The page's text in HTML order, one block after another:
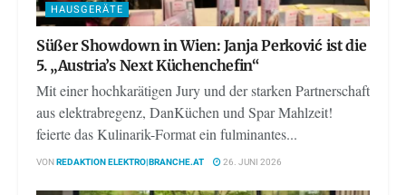
HAUSGERÄTE
Süßer Showdown in Wien: Janja Perković ist die
5. „Austria’s Next Küchenchefin“
Mit einer hochkarätigen Jury und der starken Partnerschaft
aus elektrabregenz, DanKüchen und Spar Mahlzeit!
feierte das Kulinarik-Format ein fulminantes...
VONREDAKTION ELEKTRO|BRANCHE.AT 26. JUNI 2026